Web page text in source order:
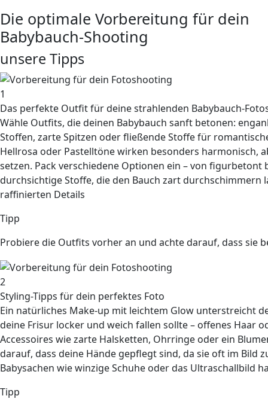
Die optimale Vorbereitung für dein
Babybauch-Shooting
unsere Tipps
1
Das perfekte Outfit für deine strahlenden Babybauch-
Wähle Outfits, die deinen Babybauch sanft betonen:
Stoffen, zarte Spitzen oder fließende Stoffe für
Hellrosa oder Pastelltöne wirken besonders harmonisch,
setzen. Pack verschiedene Optionen ein – von
durchsichtige Stoffe, die den Bauch zart durchschimmern
raffinierten Details
Tipp
Probiere die Outfits vorher an und achte darauf, dass sie
2
Styling-Tipps für dein perfektes Foto
Ein natürliches Make-up mit leichtem Glow unterstreicht
deine Frisur locker und weich fallen sollte – offenes Haar
Accessoires wie zarte Halsketten, Ohrringe oder ein
darauf, dass deine Hände gepflegtsind, da sie oft im Bild
Babysachen wie winzige Schuhe oder das Ultraschallbild
Tipp